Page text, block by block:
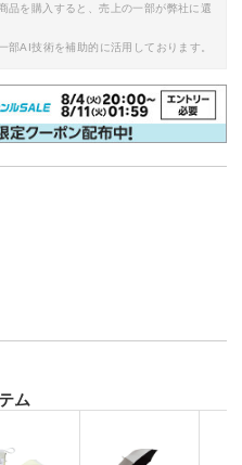
品を購入すると、売上の一部が弊社に還
AI技術を補助的に活用しております。
ム